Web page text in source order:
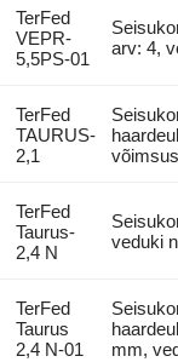
TerFed
VEPR-
5,5PS-01
arv: 4,
TerFed
TAURUS-
2,1
TerFed
Taurus-
2,4 N
veduki
TerFed
Taurus
2,4 N-01
mm,